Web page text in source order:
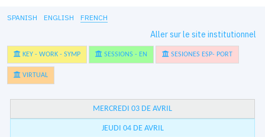
SPANISH ENGLISH FRENCH
Aller sur le site institutionnel
KEY - WORK - SYMP SESSIONS - EN SESIONES ESP- PORT
VIRTUAL
MERCREDI 03 DE AVRIL
JEUDI 04 DE AVRIL